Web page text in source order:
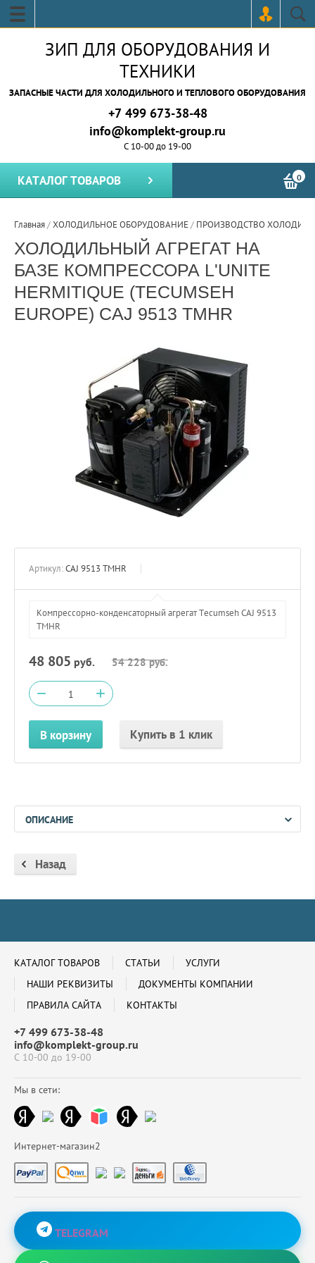
ЗИП ДЛЯ ОБОРУДОВАНИЯ И
ТЕХНИКИ
ЗАПАСНЫЕ ЧАСТИ ДЛЯ ХОЛОДИЛЬНОГО И ТЕПЛОВОГО ОБОРУДОВАНИЯ
+7 499 673-38-48
info@komplekt-group.ru
С 10-00 до 19-00
КАТАЛОГ ТОВАРОВ 0
Главная/ХОЛОДИЛЬНОЕ ОБОРУДОВАНИЕ/ ПРОИЗВОДСТВО
ХОЛОДИЛЬНЫЙ АГРЕГАТ НА
БАЗЕ КОМПРЕССОРА L'UNITE
HERMITIQUE (TECUMSEH
EUROPE) CAJ 9513 TMHR
Артикул:CAJ 9513 TMHR
Компрессорно-конденсаторный агрегат Tecumseh CAJ 9513
TMHR
48 805 руб. 54 228руб.
− +
В корзину Купить в 1 клик
ОПИСАНИЕ
Назад
КАТАЛОГ ТОВАРОВ СТАТЬИ
УСЛУГИ
НАШИ РЕКВИЗИТЫ
ДОКУМЕНТЫ КОМПАНИИ
ПРАВИЛА САЙТА
КОНТАКТЫ
+7 499 673-38-48
info@komplekt-group.ru
С 10-00 до 19-00
Мы в сети:
Интернет-магазин2
TELEGRAM